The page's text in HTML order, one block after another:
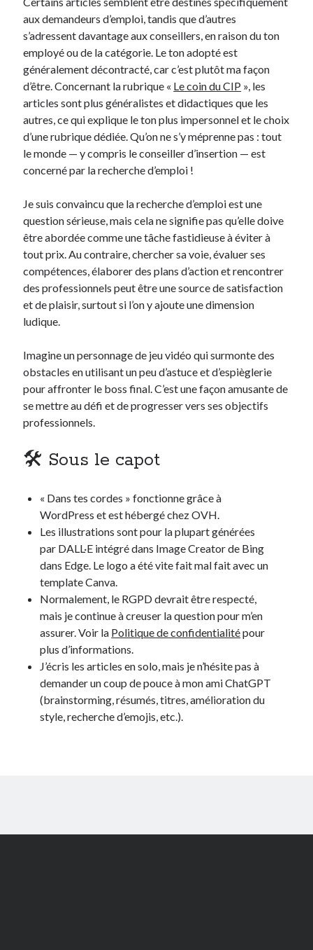
aux demandeurs d’emploi, tandis que d’autres
s’adressent davantage aux conseillers, en raison du ton
employé ou de la catégorie. Le ton adopté est
généralement décontracté, car c’est plutôt ma façon
d’être. Concernant la rubrique « Le coin du CIP », les
articles sont plus généralistes et didactiques que les
autres, ce qui explique le ton plus impersonnel et le choix
d’une rubrique dédiée. Qu’on ne s’y méprenne pas : tout
le monde — y compris le conseiller d’insertion — est
concerné par la recherche d’emploi !
Je suis convaincu que la recherche d’emploi est une
question sérieuse, mais cela ne signifie pas qu’elle doive
être abordée comme une tâche fastidieuse à éviter à
tout prix. Au contraire, chercher sa voie, évaluer ses
compétences, élaborer des plans d’action et rencontrer
des professionnels peut être une source de satisfaction
et de plaisir, surtout si l’on y ajoute une dimension
ludique.
Imagine un personnage de jeu vidéo qui surmonte des
obstacles en utilisant un peu d’astuce et d’espièglerie
pour affronter le boss final. C’est une façon amusante de
se mettre au défi et de progresser vers ses objectifs
professionnels.
🛠️ Sous le capot
« Dans tes cordes » fonctionne grâce à
WordPress et est hébergé chez OVH.
Les illustrations sont pour la plupart générées
par DALL·E intégré dans Image Creator de Bing
dans Edge. Le logo a été vite fait mal fait avec un
template Canva.
Normalement, le RGPD devrait être respecté,
mais je continue à creuser la question pour m’en
assurer. Voir la Politique de confidentialitépour
plus d’informations.
J’écris les articles en solo, mais je n’hésite pas à
demander un coup de pouce à mon ami ChatGPT
(brainstorming, résumés, titres, amélioration du
style, recherche d’emojis, etc.).